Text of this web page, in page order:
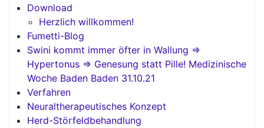
Download
Herzlich willkommen!
Fumetti-Blog
Swini kommt immer öfter in Wallung =>
Hypertonus => Genesung statt Pille! Medizinische
Woche Baden Baden 31.10.21
Verfahren
Neuraltherapeutisches Konzept
Herd-Störfeldbehandlung